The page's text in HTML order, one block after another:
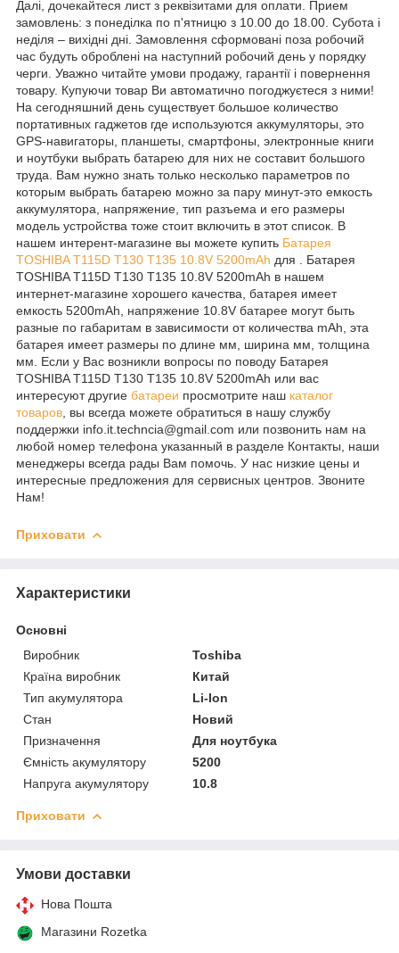
Далі, дочекайтеся лист з реквізитами для оплати. Прием
замовлень: з понеділка по п'ятницю з 10.00 до 18.00. Субота і
неділя – вихідні дні. Замовлення сформовані поза робочий
час будуть оброблені на наступний робочий день у порядку
черги. Уважно читайте умови продажу, гарантії і повернення
товару. Купуючи товар Ви автоматично погоджуєтеся з ними!
На сегодняшний день существует большое количество
портативных гаджетов где используются аккумуляторы, это
GPS-навигаторы, планшеты, смартфоны, электронные книги
и ноутбуки выбрать батарею для них не составит большого
труда. Вам нужно знать только несколько параметров по
которым выбрать батарею можно за пару минут-это емкость
аккумулятора, напряжение, тип разъема и его размеры
модель устройства тоже стоит включить в этот список. В
нашем интерент-магазине вы можете купить Батарея
TOSHIBA T115D T130 T135 10.8V 5200mAh для . Батарея
TOSHIBA T115D T130 T135 10.8V 5200mAh в нашем
интернет-магазине хорошего качества, батарея имеет
емкость 5200mAh, напряжение 10.8V батарее могут быть
разные по габаритам в зависимости от количества mAh, эта
батарея имеет размеры по длине мм, ширина мм, толщина
мм. Если у Вас возникли вопросы по поводу Батарея
TOSHIBA T115D T130 T135 10.8V 5200mAh или вас
интересуют другие батареи просмотрите наш каталог
товаров , вы всегда можете обратиться в нашу службу
поддержки info.it.techncia@gmail.com или позвонить нам на
любой номер телефона указанный в разделе Контакты, наши
менеджеры всегда рады Вам помочь. У нас низкие цены и
интересные предложения для сервисных центров. Звоните
Нам!
Приховати
Характеристики
Основні
Виробник
Toshiba
Країна виробник
Китай
Тип акумулятора
Li-Ion
Стан
Новий
Призначення
Для ноутбука
Ємність акумулятору
5200
Напруга акумулятору
10.8
Приховати
Умови доставки
Нова Пошта
Магазини Rozetka